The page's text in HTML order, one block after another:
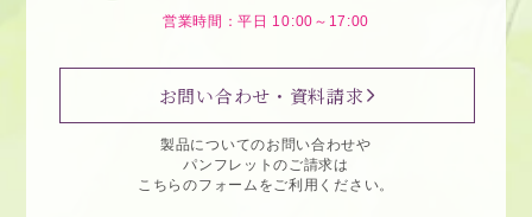
営業時間：平日 10:00～17:00
お問い合わせ・資料請求
製品についてのお問い合わせや
パンフレットのご請求は
こちらのフォームをご利用ください。